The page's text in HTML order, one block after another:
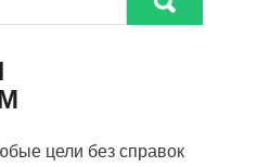
цели без справок